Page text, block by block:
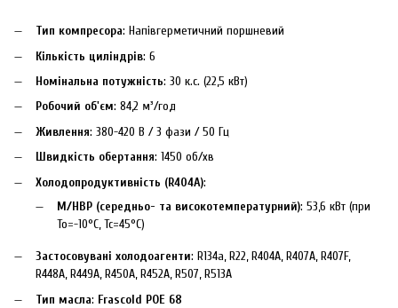
Тип компресора: Напівгерметичний поршневий
Кількість циліндрів: 6
Номінальна потужність: 30 к.с. (22,5 кВт)
Робочий об'єм: 84,2 м³/год
Живлення: 380-420 В / 3 фази / 50 Гц
Швидкість обертання: 1450 об/хв
Холодопродуктивність (R404A):
M/HBP (середньо- та високотемпературний): 53,6 кВт (при
To=-10°C, Tc=45°C)
Застосовувані холодоагенти: R134a, R22, R404A, R407A, R407F,
R448A, R449A, R450A, R452A, R507, R513A
Тип масла: Frascold POE 68